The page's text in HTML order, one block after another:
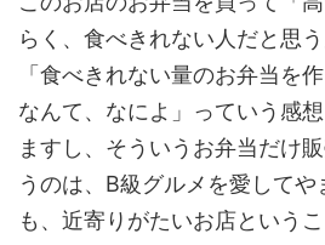
らく、食べきれない人だと思う
「食べきれない量のお弁当を
なんて、なによ」っていう感
ますし、そういうお弁当だけ
うのは、B級グルメを愛して
も、近寄りがたいお店という